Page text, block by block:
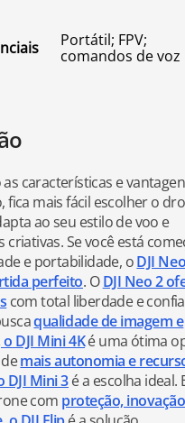
Portátil; FPV;
comandos de voz
características e
fica mais fácil escolher o
ao seu estilo de voo e
criativas. Se você está
e portabilidade, oDJI
perfeito. ODJI Neo 2
com total liberdade e
qualidade de imagem e
DJI Mini 4Ké uma ótima
mais autonomia e
DJI Mini 3é a escolha ideal.
com proteção,